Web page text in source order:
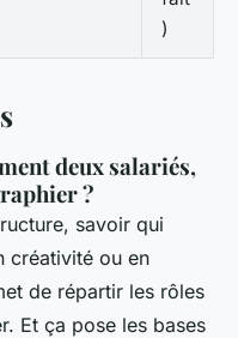
)
deux salariés,
?
savoir qui
créativité ou en
de répartir les rôles
Et ça pose les bases